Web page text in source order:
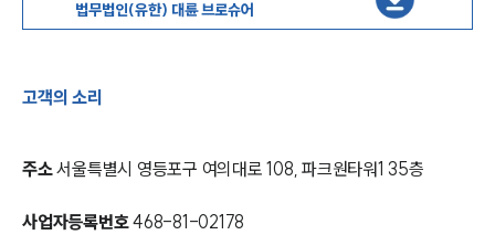
법무법인(유한) 대륜 브로슈어
고객의 소리
주소서울특별시 영등포구 여의대로 108, 파크원타워1 35층
사업자등록번호468-81-02178